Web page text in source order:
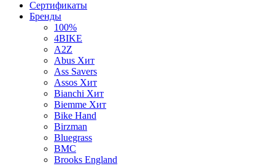
Сертификаты
Бренды
100%
4BIKE
A2Z
Abus Хит
Ass Savers
Assos Хит
Bianchi Хит
Biemme Хит
Bike Hand
Birzman
Bluegrass
BMC
Brooks England